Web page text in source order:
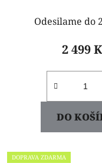
Odesilame do
2 499
DO
DOPRAVA ZDARMA